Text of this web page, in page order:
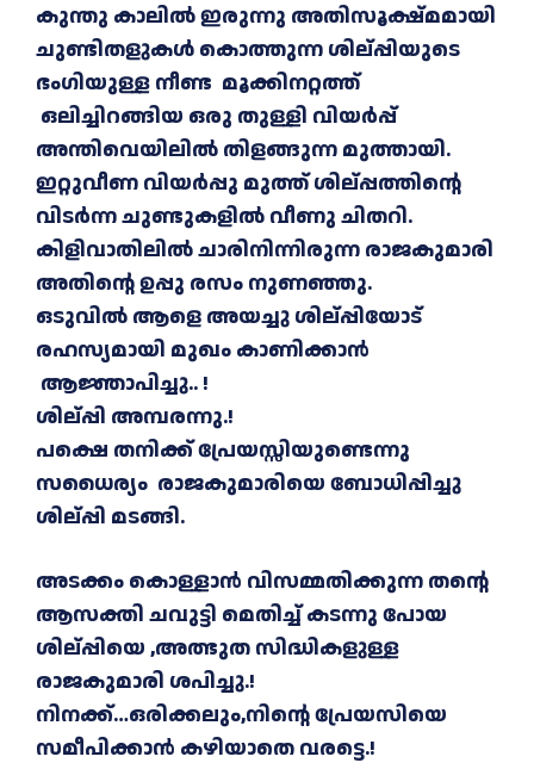
കുന്തു കാലിൽ ഇരുന്നു അതിസൂക്ഷ്മമായി
ചുണ്ടിതളുകൾ കൊത്തുന്ന ശില്പ്പിയുടെ
ഭംഗിയുള്ള നീണ്ട മൂക്കിനറ്റത്ത്
ഒലിച്ചിറങ്ങിയ ഒരു തുള്ളി വിയർപ്പ്
അന്തിവെയിലിൽ തിളങ്ങുന്ന മുത്തായി.
ഇറ്റുവീണ വിയർപ്പു മുത്ത് ശില്പ്പത്തിന്റെ
വിടർന്ന ചുണ്ടുകളിൽ വീണു ചിതറി.
കിളിവാതിലിൽ ചാരിനിന്നിരുന്ന രാജകുമാരി
അതിന്റെ ഉപ്പു രസം നുണഞ്ഞു.
ഒടുവിൽ ആളെ അയച്ചു ശില്പ്പിയോട്
രഹസ്യമായി മുഖം കാണിക്കാൻ
ആജ്ഞാപിച്ചു.. !
ശില്പ്പി അമ്പരന്നു.!
പക്ഷെ തനിക്ക് പ്രേയസ്സിയുണ്ടെന്നു
സധൈര്യം രാജകുമാരിയെ ബോധിപ്പിച്ചു
ശില്പ്പി മടങ്ങി.
അടക്കം കൊള്ളാൻ വിസമ്മതിക്കുന്ന തന്റെ
ആസക്തി ചവുട്ടി മെതിച്ച് കടന്നു പോയ
ശില്പ്പിയെ ,അത്ഭുത സിദ്ധികളുള്ള
രാജകുമാരി ശപിച്ചു.!
നിനക്ക്…ഒരിക്കലും,നിന്റെ പ്രേയസിയെ
സമീപിക്കാൻ കഴിയാതെ വരട്ടെ.!